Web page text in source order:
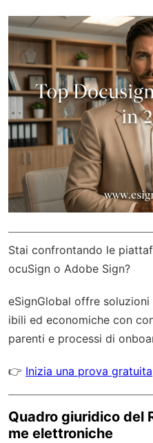
Stai confrontando le
ocuSign o Adobe Sign?
eSignGlobal offre
ibili ed economiche con
parenti e processi di
👉 Inizia una prova gratuita
Quadro giuridico del
me elettroniche